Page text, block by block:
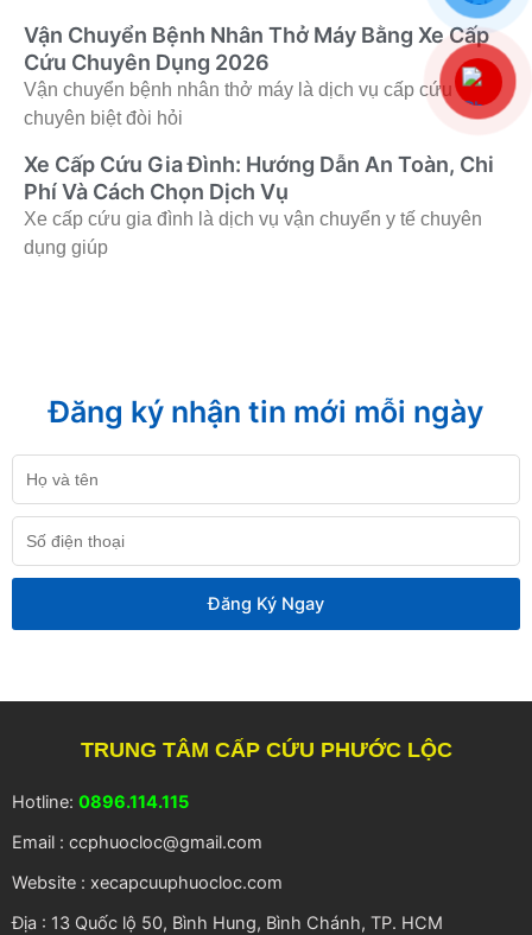
Vận Chuyển Bệnh Nhân Thở Máy Bằng Xe Cấp
Cứu Chuyên Dụng 2026
Vận chuyển bệnh nhân thở máy là dịch vụ cấp cứu
chuyên biệt đòi hỏi
Xe Cấp Cứu Gia Đình: Hướng Dẫn An Toàn, Chi
Phí Và Cách Chọn Dịch Vụ
Xe cấp cứu gia đình là dịch vụ vận chuyển y tế chuyên
dụng giúp
Đăng ký nhận tin mới mỗi ngày
và
tên
điện
thoại
Đăng Ký Ngay
TRUNG TÂM CẤP CỨU PHƯỚC LỘC
Hotline: 0896.114.115
Email : ccphuocloc@gmail.com
Website : xecapcuuphuocloc.com
Địa : 13 Quốc lộ 50, Bình Hung, Bình Chánh, TP. HCM